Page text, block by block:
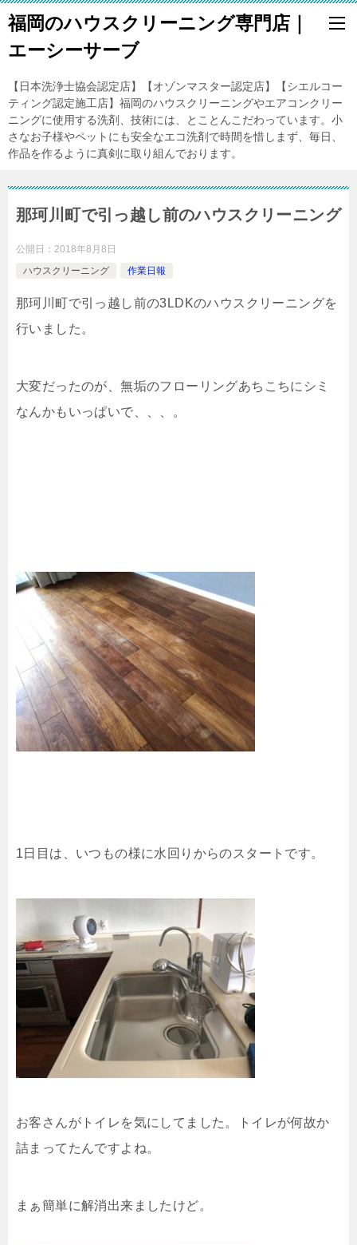
福岡のハウスクリーニング専門店｜
エーシーサーブ
【日本洗浄士協会認定店】【オゾンマスター認定店】【シエルコー
ティング認定施工店】福岡のハウスクリーニングやエアコンクリー
ニングに使用する洗剤、技術には、とことんこだわっています。小
さなお子様やペットにも安全なエコ洗剤で時間を惜しまず、毎日、
作品を作るように真剣に取り組んでおります。
那珂川町で引っ越し前のハウスクリーニング
公開日： 2018年8月8日
ハウスクリーニング
作業日報
那珂川町で引っ越し前の3LDKのハウスクリーニングを
行いました。
大変だったのが、無垢のフローリングあちこちにシミ
なんかもいっぱいで、、、。
1日目は、いつもの様に水回りからのスタートです。
お客さんがトイレを気にしてました。トイレが何故か
詰まってたんですよね。
まぁ簡単に解消出来ましたけど。